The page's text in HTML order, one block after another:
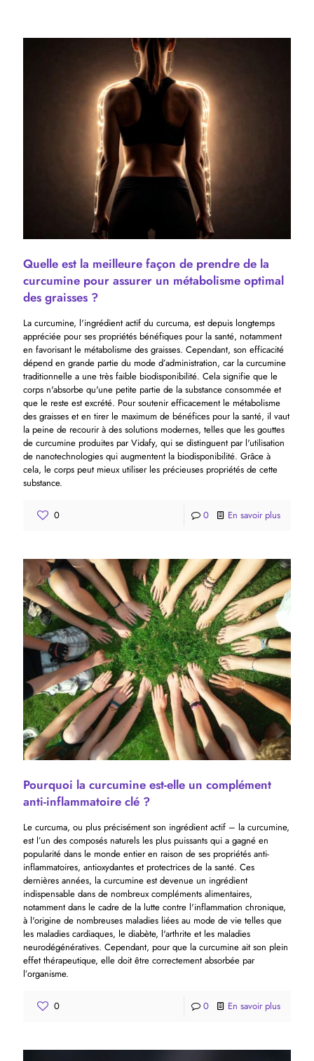
Quelle est la meilleure façon de prendre de la
curcumine pour assurer un métabolisme optimal
des graisses ?
La curcumine, l'ingrédient actif du curcuma, est depuis longtemps
appréciée pour ses propriétés bénéfiques pour la santé, notamment
en favorisant le métabolisme des graisses. Cependant, son efficacité
dépend en grande partie du mode d’administration, car la curcumine
traditionnelle a une très faible biodisponibilité. Cela signifie que le
corps n'absorbe qu'une petite partie de la substance consommée et
que le reste est excrété. Pour soutenir efficacement le métabolisme
des graisses et en tirer le maximum de bénéfices pour la santé, il vaut
la peine de recourir à des solutions modernes, telles que les gouttes
de curcumine produites par Vidafy, qui se distinguent par l'utilisation
de nanotechnologies qui augmentent la biodisponibilité. Grâce à
cela, le corps peut mieux utiliser les précieuses propriétés de cette
substance.
0 0 En savoir plus
Pourquoi la curcumine est-elle un complément
anti-inflammatoire clé ?
Le curcuma, ou plus précisément son ingrédient actif – la curcumine,
est l’un des composés naturels les plus puissants qui a gagné en
popularité dans le monde entier en raison de ses propriétés anti-
inflammatoires, antioxydantes et protectrices de la santé. Ces
dernières années, la curcumine est devenue un ingrédient
indispensable dans de nombreux compléments alimentaires,
notamment dans le cadre de la lutte contre l'inflammation chronique,
à l'origine de nombreuses maladies liées au mode de vie telles que
les maladies cardiaques, le diabète, l'arthrite et les maladies
neurodégénératives. Cependant, pour que la curcumine ait son plein
effet thérapeutique, elle doit être correctement absorbée par
l’organisme.
0 0 En savoir plus